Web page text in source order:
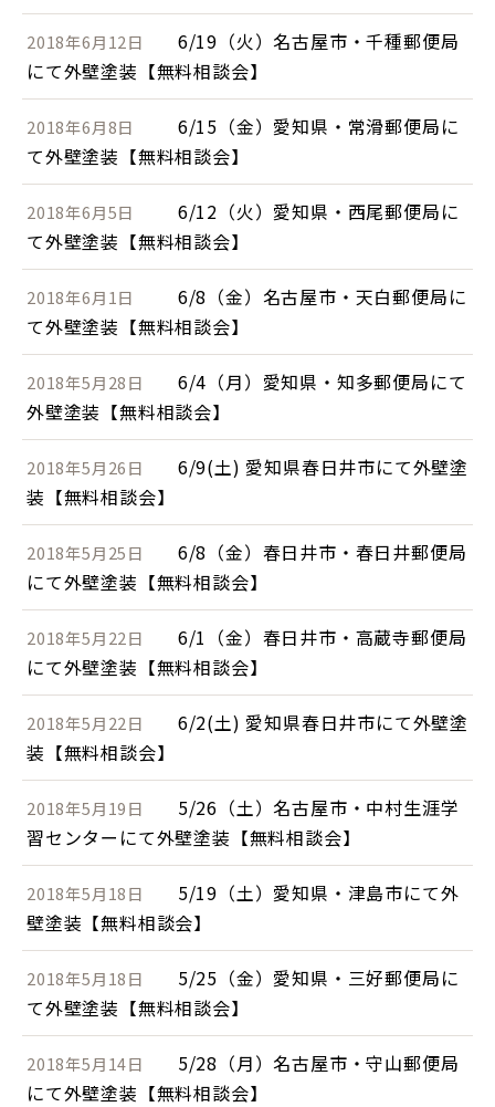
2018年6月12日
6/19（火）名古屋市・千種郵便局
にて外壁塗装【無料相談会】
2018年6月8日
6/15（金）愛知県・常滑郵便局に
て外壁塗装【無料相談会】
2018年6月5日
6/12（火）愛知県・西尾郵便局に
て外壁塗装【無料相談会】
2018年6月1日
6/8（金）名古屋市・天白郵便局に
て外壁塗装【無料相談会】
2018年5月28日
6/4（月）愛知県・知多郵便局にて
外壁塗装【無料相談会】
2018年5月26日
6/9(土) 愛知県春日井市にて外壁塗
装【無料相談会】
2018年5月25日
6/8（金）春日井市・春日井郵便局
にて外壁塗装【無料相談会】
2018年5月22日
6/1（金）春日井市・高蔵寺郵便局
にて外壁塗装【無料相談会】
2018年5月22日
6/2(土) 愛知県春日井市にて外壁塗
装【無料相談会】
2018年5月19日
5/26（土）名古屋市・中村生涯学
習センターにて外壁塗装【無料相談会】
2018年5月18日
5/19（土）愛知県・津島市にて外
壁塗装【無料相談会】
2018年5月18日
5/25（金）愛知県・三好郵便局に
て外壁塗装【無料相談会】
2018年5月14日
5/28（月）名古屋市・守山郵便局
にて外壁塗装【無料相談会】